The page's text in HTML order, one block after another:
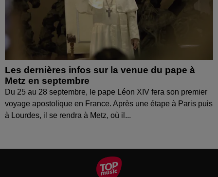
Les dernières infos sur la venue du pape à
Metz en septembre
Du 25 au 28 septembre, le pape Léon XIV fera son premier
voyage apostolique en France. Après une étape à Paris puis
à Lourdes, il se rendra à Metz, où il...